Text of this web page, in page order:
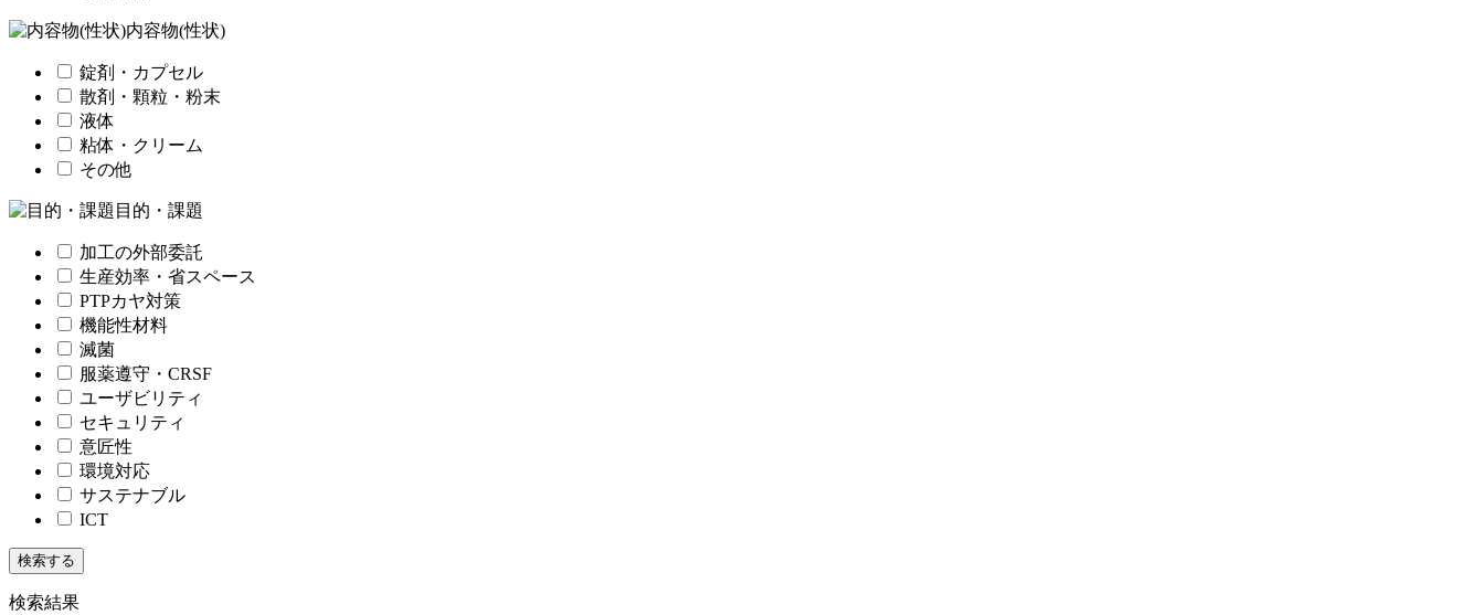
内容物(性状)
錠剤・カプセル
散剤・顆粒・粉末
液体
粘体・クリーム
その他
目的・課題
加工の外部委託
生産効率・省スペース
PTPカヤ対策
機能性材料
滅菌
服薬遵守・CRSF
ユーザビリティ
セキュリティ
意匠性
環境対応
サステナブル
ICT
検索結果